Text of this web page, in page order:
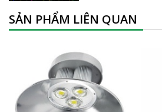
SẢN PHẨM LIÊN QUAN